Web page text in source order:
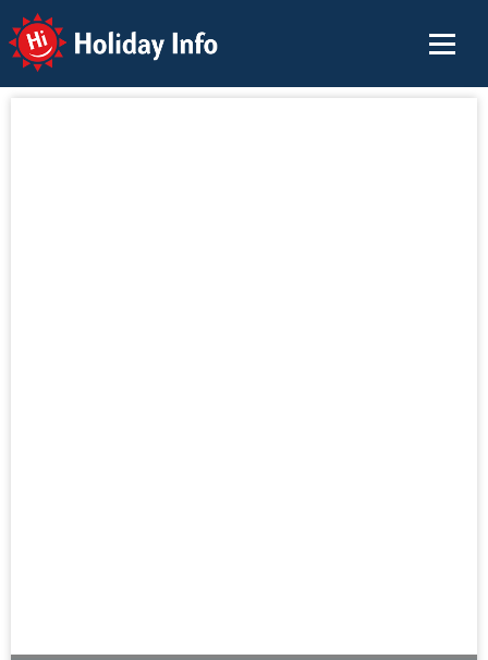
Holiday Info